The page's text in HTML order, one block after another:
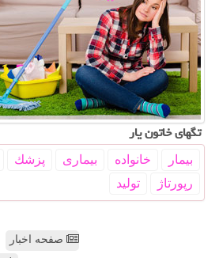
تگهای خاتون یار
بیمار خانواده بیماری پزشك
رپورتاژ
تولید
صفحه اخبار